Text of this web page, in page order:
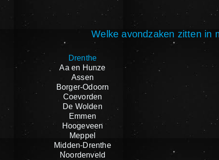
Welke avondzaken zitten in
Drenthe
Aa en Hunze
Assen
Borger-Odoorn
Coevorden
De Wolden
Emmen
Hoogeveen
Meppel
Midden-Drenthe
Noordenveld